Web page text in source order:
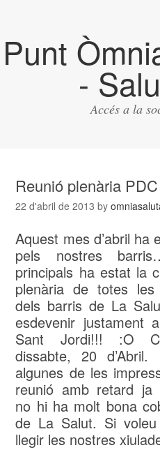
Punt
-
Accés a la
Reunió plenària
22 d'abril de 2013 by
Aquest mes d’abril ha
pels nostres
principals ha estat la
plenària de totes
dels barris de La
esdevenir justament
Sant Jordi!!! :O
dissabte, 20
algunes de les
reunió amb retard ja
no hi ha molt bona
de La Salut. Si
llegir les nostres